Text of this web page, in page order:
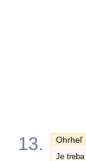
13. Ohrheľ
Je